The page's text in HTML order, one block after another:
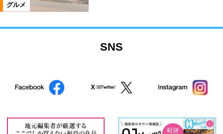
グルメ
SNS